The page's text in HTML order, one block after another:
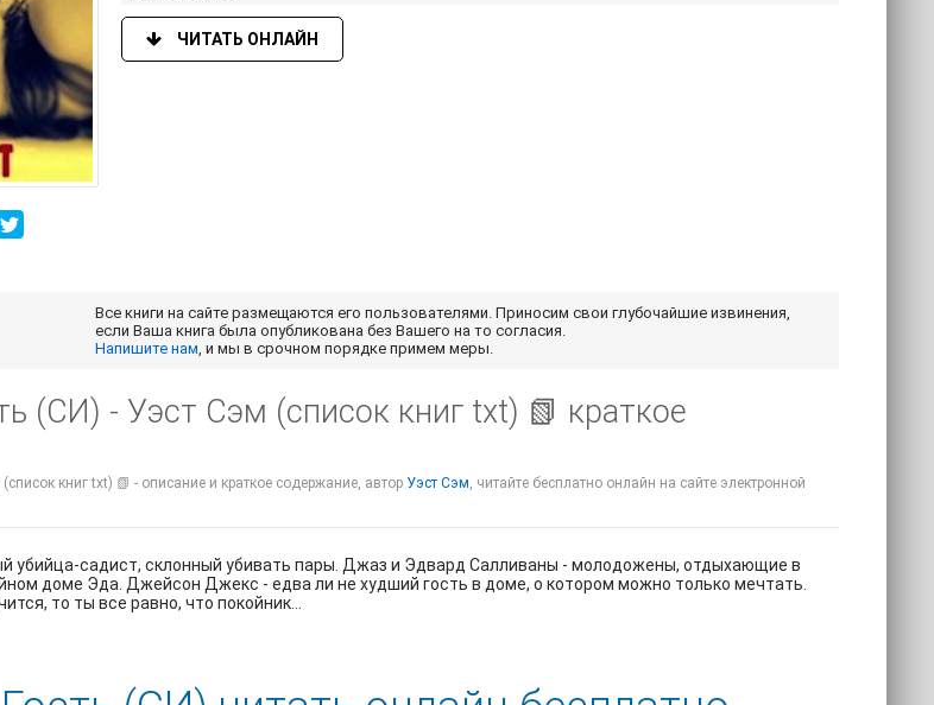
ЧИТАТЬ ОНЛАЙН
Все книги на сайте размещаются его пользователями. Приносим свои глубочайшие извинения,
если Ваша книга была опубликована без Вашего на то согласия.
Напишите нам, и мы в срочном порядке примем меры.
(СИ) - Уэст Сэм (список книг txt) 📗 краткое
книг txt) 📗 - описание и краткое содержание, автор Уэст Сэм, читайте бесплатно онлайн на сайте электронной
убийца-садист, склонный убивать пары. Джаз и Эдвард Салливаны - молодожены, отдыхающие в
доме Эда. Джейсон Джекс - едва ли не худший гость в доме, о котором можно только мечтать.
то ты все равно, что покойник...